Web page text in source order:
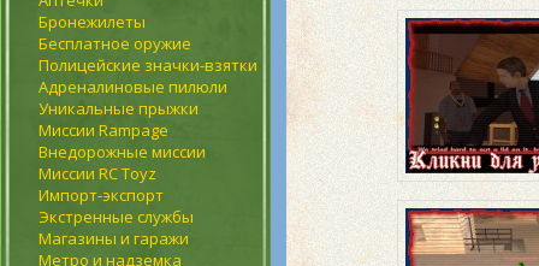
Бронежилеты
Бесплатное оружие
Полицейские значки-взятки
Адреналиновые пилюли
Уникальные прыжки
Миссии Rampage
Внедорожные миссии
Миссии RC Toyz
Импорт-экспорт
Экстренные службы
Магазины и гаражи
Метро и надземка